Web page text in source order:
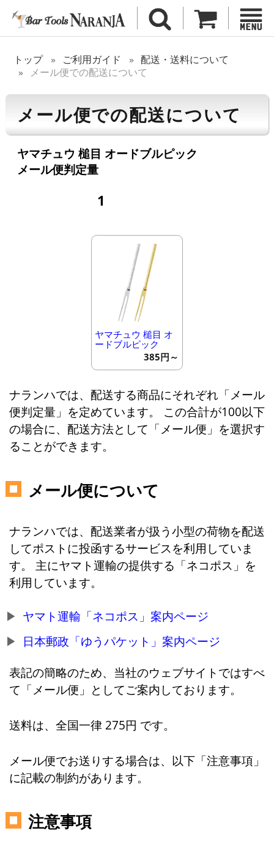
トップ ご利用ガイド
配送・送料について
メール便での配送について
メール便での配送について
ヤマチュウ 槌目 オードブルピック
メール便判定量
1
ヤマチュウ 槌目 オ
ードブルピック
385円～
ナランハでは、配送する商品にそれぞれ「メール
便判定量」を定めています。 この合計が100以下
の場合に、配送方法として「メール便」を選択す
ることができます。
メール便について
ナランハでは、配送業者が扱う小型の荷物を配送
してポストに投函するサービスを利用していま
す。 主にヤマト運輸の提供する「ネコポス」を
利用しています。
ヤマト運輸「ネコポス」案内ページ
日本郵政「ゆうパケット」案内ページ
表記の簡略のため、当社のウェブサイトではすべ
て「メール便」としてご案内しております。
送料は、全国一律 275円 です。
メール便でお送りする場合は、以下「注意事項」
に記載の制約があります。
注意事項